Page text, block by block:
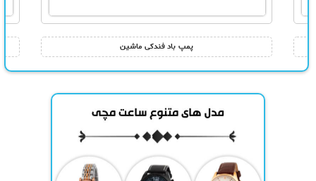
پمپ باد فندکی ماشین